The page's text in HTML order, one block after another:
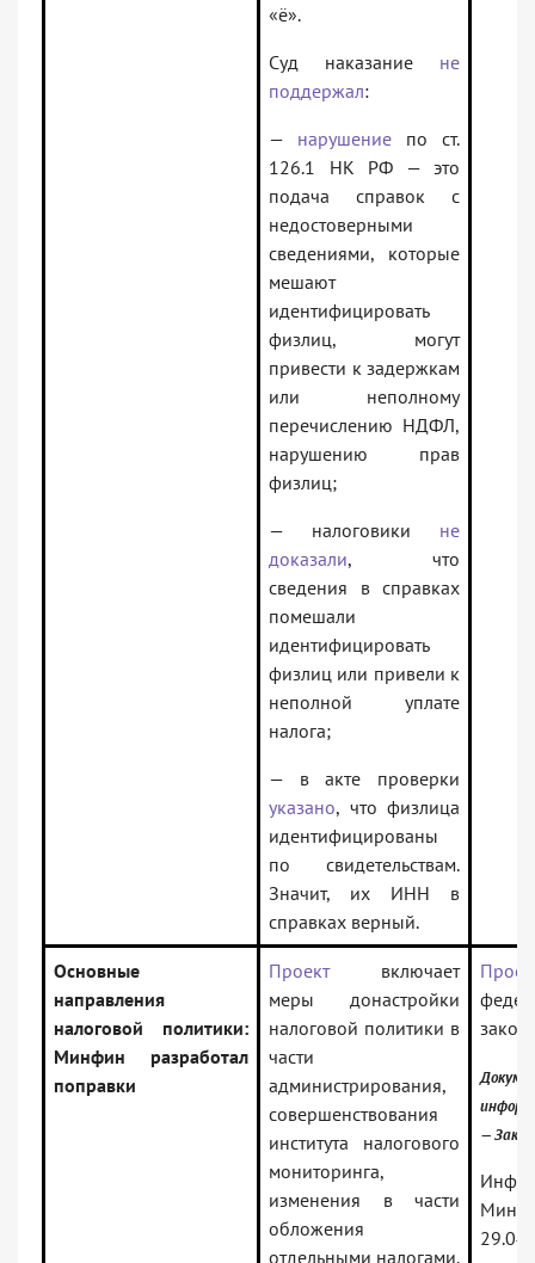
«ё».
Суд наказание не
поддержал:
— нарушение по ст.
126.1 НК РФ — это
подача справок с
недостоверными
сведениями, которые
мешают
идентифицировать
физлиц, могут
привести к задержкам
или неполному
перечислению НДФЛ,
нарушению прав
физлиц;
— налоговики не
доказали, что
сведения в справках
помешали
идентифицировать
физлиц или привели к
неполной уплате
налога;
— в акте проверки
указано, что физлица
идентифицированы
по свидетельствам.
Значит, их ИНН в
справках верный.
Основные
направления
налоговой политики:
Минфин разработал
поправки
Проектвключает
меры донастройки
налоговой политики в
части
администрирования,
совершенствования
института налогового
мониторинга,
изменения в части
обложения
отдельными налогами.
—